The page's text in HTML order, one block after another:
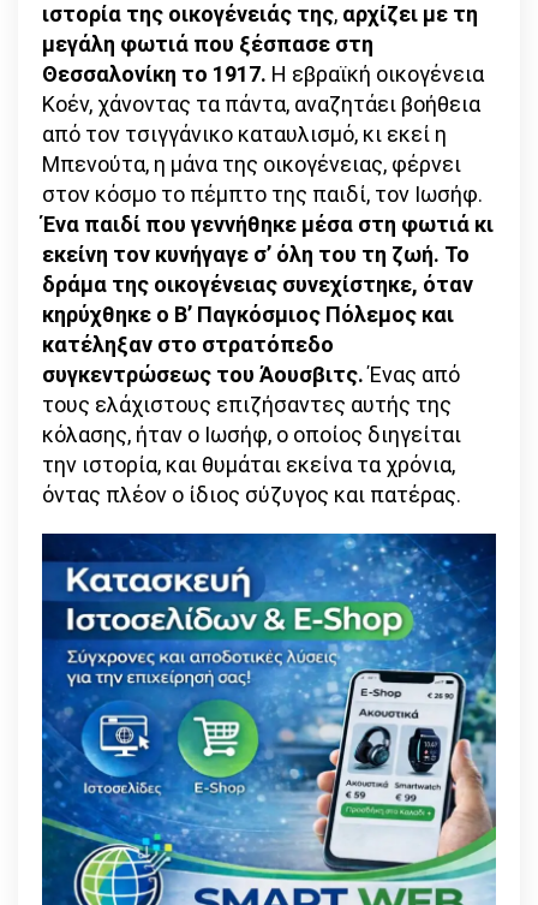
ιστορία της οικογένειάς της, αρχίζει με τη
μεγάλη φωτιά που ξέσπασε στη
Θεσσαλονίκη το 1917. Η εβραϊκή οικογένεια
Κοέν, χάνοντας τα πάντα, αναζητάει βοήθεια
από τον τσιγγάνικο καταυλισμό, κι εκεί η
Μπενούτα, η μάνα της οικογένειας, φέρνει
στον κόσμο το πέμπτο της παιδί, τον Ιωσήφ.
Ένα παιδί που γεννήθηκε μέσα στη φωτιά κι
εκείνη τον κυνήγαγε σ’ όλη του τη ζωή. Το
δράμα της οικογένειας συνεχίστηκε, όταν
κηρύχθηκε ο Β’ Παγκόσμιος Πόλεμος και
κατέληξαν στο στρατόπεδο
συγκεντρώσεως του Άουσβιτς.Ένας από
τους ελάχιστους επιζήσαντες αυτής της
κόλασης, ήταν ο Ιωσήφ, ο οποίος διηγείται
την ιστορία, και θυμάται εκείνα τα χρόνια,
όντας πλέον ο ίδιος σύζυγος και πατέρας.